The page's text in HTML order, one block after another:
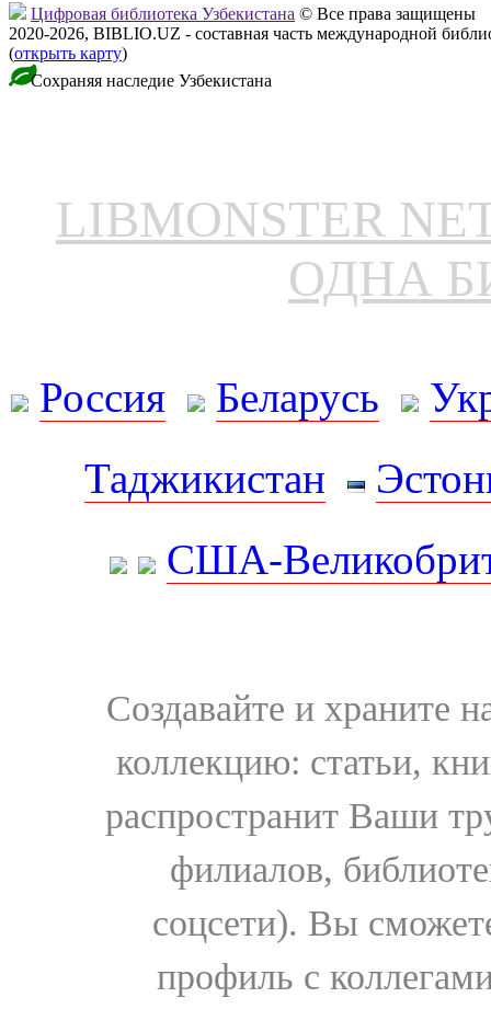
Цифровая библиотека Узбекистана © Все права защищены
2020-2026, BIBLIO.UZ - составная часть международной
(открыть карту)
Сохраняя наследие Узбекистана
LIBMONSTER
ОДНА
Россия Беларусь
Таджикистан
США-
Создавайте и храните
коллекцию: статьи,
распространит Ваши
филиалов,
соцсети). Вы
профиль с